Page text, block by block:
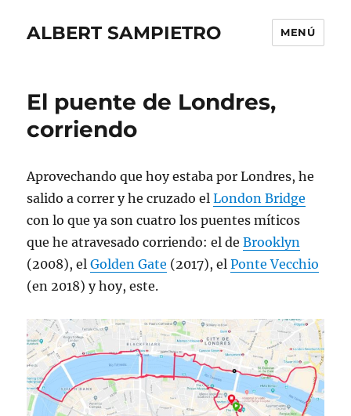
ALBERT SAMPIETRO MENÚ
El puente de Londres,
corriendo
Aprovechando que hoy estaba por Londres, he
salido a correr y he cruzado elLondon Bridge
con lo que ya son cuatro los puentes míticos
que he atravesado corriendo: el deBrooklyn
(2008), elGolden Gate (2017), elPonte Vecchio
(en 2018) y hoy, este.